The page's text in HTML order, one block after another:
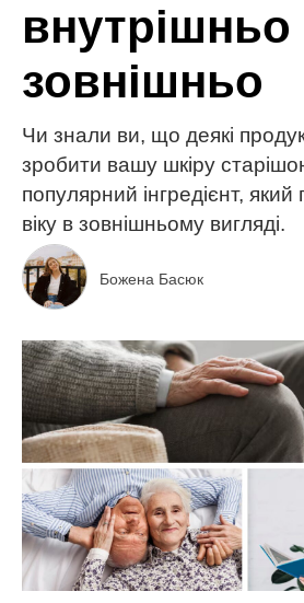
внутрішньо
зовнішньо
Чи знали ви, що деякі
зробити вашу шкіру
популярний інгредієнт,
віку в зовнішньому вигляді.
Божена Басюк